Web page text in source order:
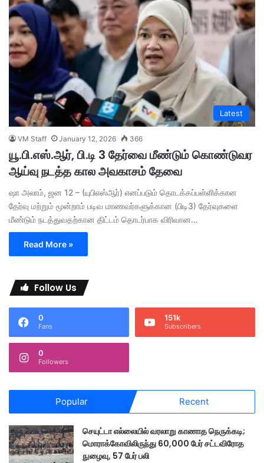
Latest
VM Staff January 12, 2026 366
யூ.பி.எஸ்.ஆர், பி.டி 3 தேர்வை மீண்டும் கொண்டுவர
ஆய்வு நடத்த கால அவகாசம் தேவை
ஷா அலாம், ஜன 12 – (யுபிஎஸ்ஆர்) எனப்படும் தொடக்கப்பள்ளிக்கான
தேர்வு மற்றும் மூன்றாம் படிவ மாணவர்களுக்கான (பிடி3) தேர்வுகளை
மீண்டும் நடத்துவதற்கான திட்டம் தொடர்பாக விரிவான…
Read More »
Follow Us
0
Fans
151k
Subscribers
0
Followers
Popular Recent
செயுட்டா எல்லையில் வரலாறு காணாத நெருக்கடி;
மொராக்கோவிலிருந்து 60,000 பேர் சட்டவிரோத
நுழைவு, 57 பேர் பலி